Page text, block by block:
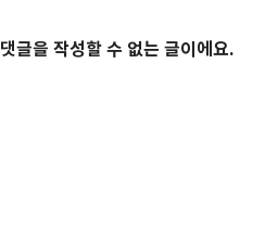
댓글을 작성할 수 없는 글이에요.